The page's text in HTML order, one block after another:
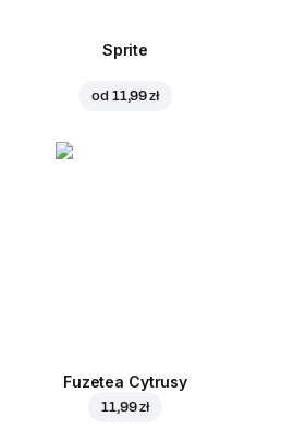
Sprite
od 11,99 zł
Fuzetea Cytrusy
11,99 zł